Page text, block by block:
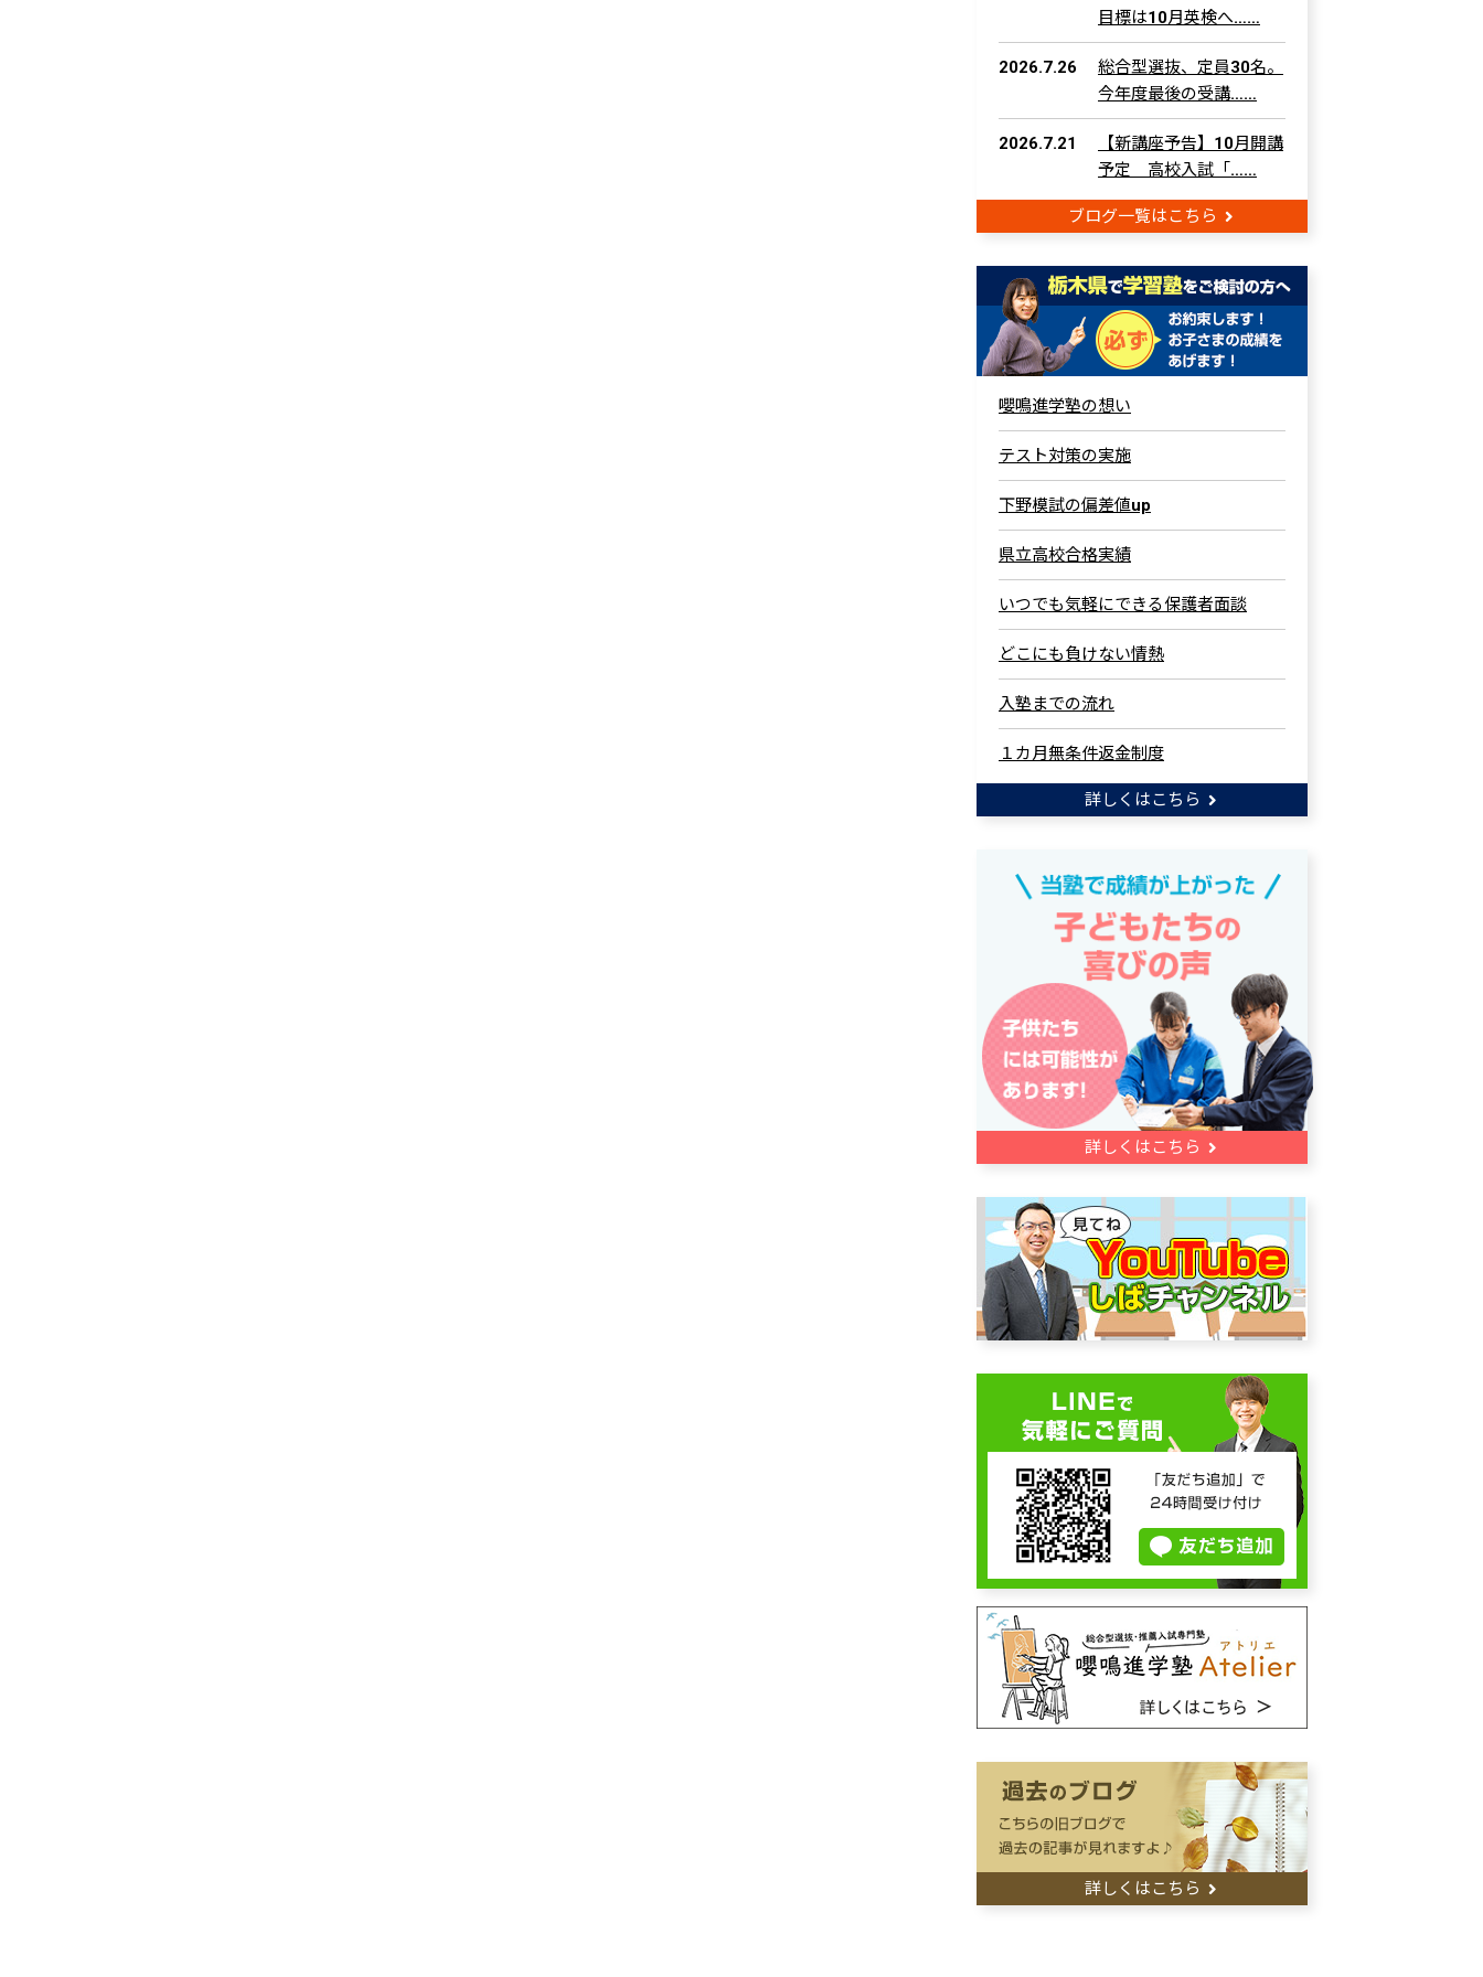
目標は10月英検へ……
2026.7.26
総合型選抜、定員30名。
今年度最後の受講……
2026.7.21
【新講座予告】10月開講
予定 高校入試「……
ブログ一覧はこちら
嚶鳴進学塾の想い
テスト対策の実施
下野模試の偏差値up
県立高校合格実績
いつでも気軽にできる保護者面談
どこにも負けない情熱
入塾までの流れ
１カ月無条件返金制度
詳しくはこちら
詳しくはこちら
詳しくはこちら